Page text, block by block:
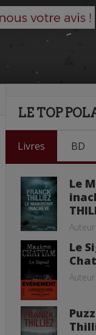
LE TOP
Livres BD
Le
Auteur
Le
Auteur